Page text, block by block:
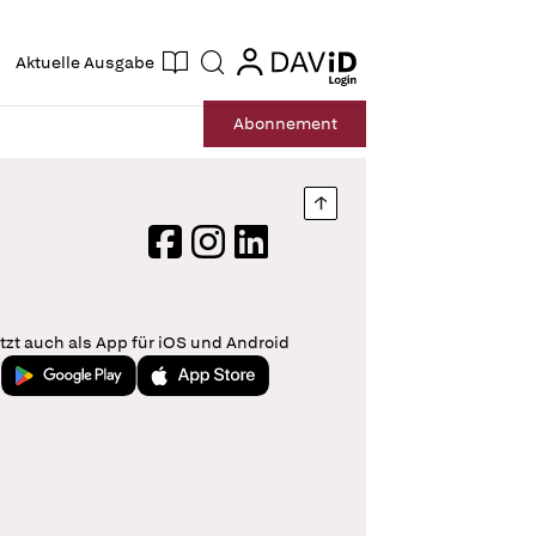
Aktuelle Ausgabe Suche login
login
Abonnement
Nach oben springen
FacebookInstagram
LinkedIn
auch als App für iOS und Android
Jetzt bei Google PlayLaden im App Store